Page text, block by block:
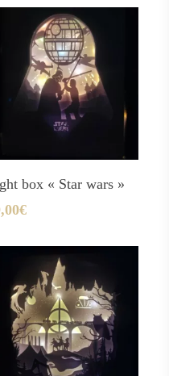
Ajouter Au Panier
box « Star wars »
€